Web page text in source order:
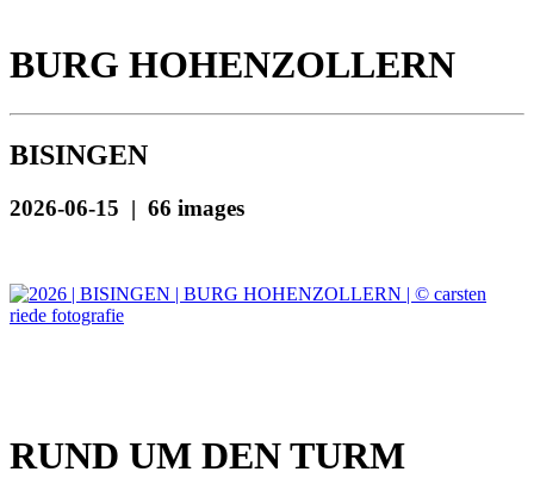
BURG HOHENZOLLERN
BISINGEN
2026-06-15 | 66 images
RUND UM DEN TURM